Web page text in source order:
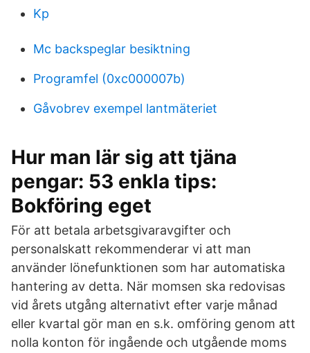
Kp
Mc backspeglar besiktning
Programfel (0xc000007b)
Gåvobrev exempel lantmäteriet
Hur man lär sig att tjäna
pengar: 53 enkla tips:
Bokföring eget
För att betala arbetsgivaravgifter och
personalskatt rekommenderar vi att man
använder lönefunktionen som har automatiska
hantering av detta. När momsen ska redovisas
vid årets utgång alternativt efter varje månad
eller kvartal gör man en s.k. omföring genom att
nolla konton för ingående och utgående moms